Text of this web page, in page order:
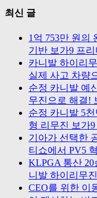
최신 글
1억 753만 원의
기반 보가9 프
카니발 하이리
실제 사고 차량
순정 카니발 예
무진으로 해결!
순정 카니발 5
형 리무진 보가
기아가 선택한
티쇼에서 PV5
KLPGA 통산
니발 하이리무
CEO를 위한 이